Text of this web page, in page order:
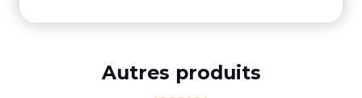
Autres produits